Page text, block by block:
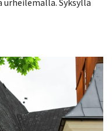
Syksyllä